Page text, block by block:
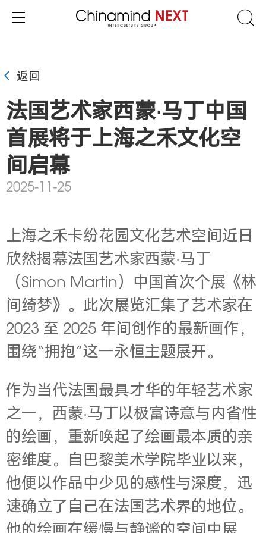
返回
法国艺术家西蒙·马丁中国
首展将于上海之禾文化空
间启幕
2025-11-25
上海之禾卡纷花园文化艺术空间近日
欣然揭幕法国艺术家西蒙·马丁
（Simon Martin）中国首次个展《林
间绮梦》。此次展览汇集了艺术家在
2023 至 2025 年间创作的最新画作，
围绕“拥抱”这一永恒主题展开。
作为当代法国最具才华的年轻艺术家
之一，西蒙·马丁以极富诗意与内省性
的绘画，重新唤起了绘画最本质的亲
密维度。自巴黎美术学院毕业以来，
他便以作品中少见的感性与深度，迅
速确立了自己在法国艺术界的地位。